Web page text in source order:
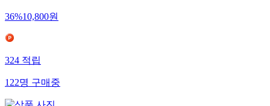
36%10,800원
324적립
122명구매중